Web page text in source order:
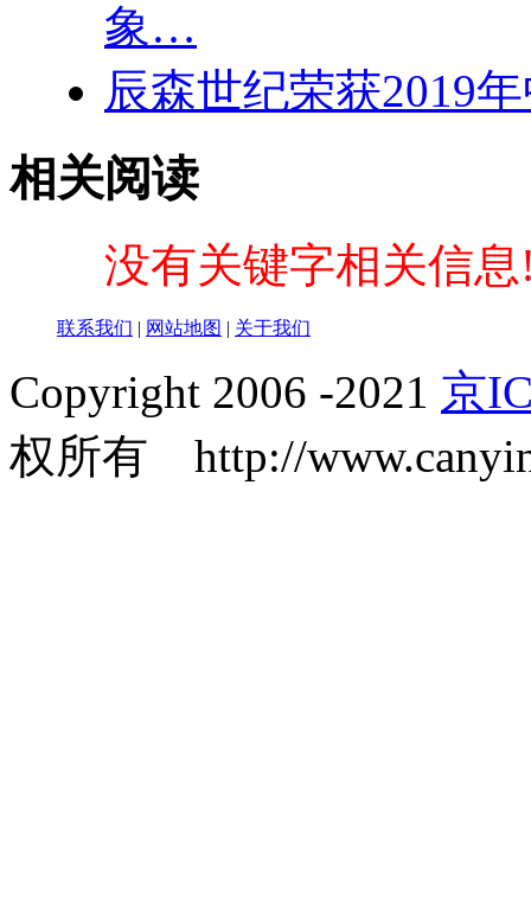
象…
辰森世纪荣获2019
相关阅读
没有关键字相关信
联系我们 | 网站地图 | 关于我们
Copyright 2006 -2021 京
权所有 http://